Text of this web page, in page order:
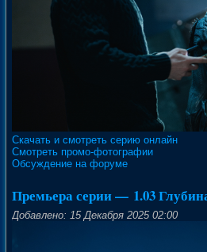
Скачать и смотреть серию онлайн
Смотреть промо-фотографии
Обсуждение на форуме
Премьера серии — 1.03
Добавлено: 15 Декабря 2025 02:00